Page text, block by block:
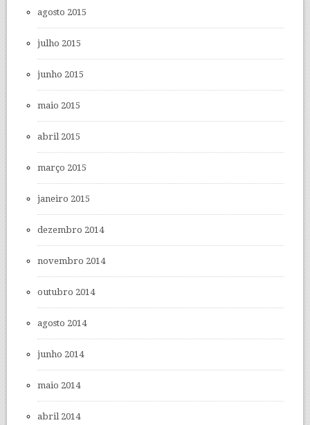
agosto 2015
julho 2015
junho 2015
maio 2015
abril 2015
março 2015
janeiro 2015
dezembro 2014
novembro 2014
outubro 2014
agosto 2014
junho 2014
maio 2014
abril 2014